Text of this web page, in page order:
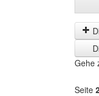
der
Zeit
by
Gehe
Seite